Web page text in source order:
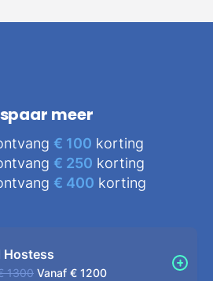
meer
€ 100 korting
€ 250 korting
€ 400 korting
Hostess
1300 Vanaf € 1200